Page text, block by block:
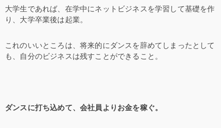
大学生であれば、在学中にネットビジネスを学習して基礎を作
り、大学卒業後は起業。
これのいいところは、将来的にダンスを辞めてしまったとして
も、自分のビジネスは残すことができること。
ダンスに打ち込めて、会社員よりお金を稼ぐ。